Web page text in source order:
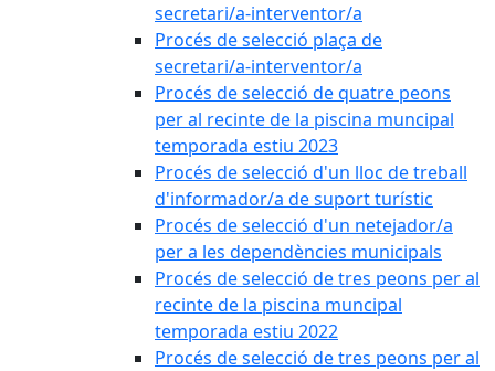
secretari/a-interventor/a
Procés de selecció plaça de
secretari/a-interventor/a
Procés de selecció de quatre peons
per al recinte de la piscina muncipal
temporada estiu 2023
Procés de selecció d'un lloc de treball
d'informador/a de suport turístic
Procés de selecció d'un netejador/a
per a les dependències municipals
Procés de selecció de tres peons per al
recinte de la piscina muncipal
temporada estiu 2022
Procés de selecció de tres peons per al